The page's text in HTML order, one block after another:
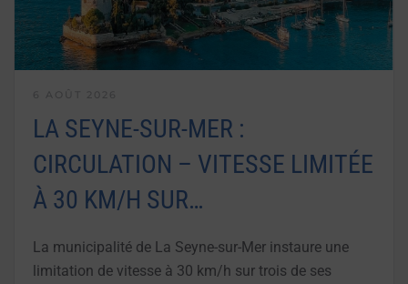
LA SEYNE-SUR-MER :
CIRCULATION – VITESSE LIMITÉE
À 30 KM/H SUR…
La municipalité de La Seyne-sur-Mer instaure une
limitation de vitesse à 30 km/h sur trois de ses